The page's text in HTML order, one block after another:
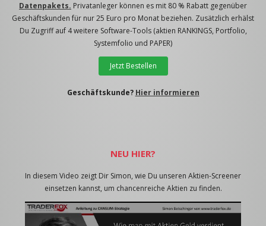
Datenpakets. Privatanleger können es mit 80 % Rabatt gegenüber
Geschäftskunden für nur 25 Euro pro Monat beziehen. Zusätzlich erhälst
Du Zugriff auf 4 weitere Software-Tools (aktien RANKINGS, Portfolio,
Systemfolio und PAPER)
Jetzt Bestellen
Geschäftskunde? Hier informieren
NEU HIER?
In diesem Video zeigt Dir Simon, wie Du unseren Aktien-Screener
einsetzen kannst, um chancenreiche Aktien zu finden.